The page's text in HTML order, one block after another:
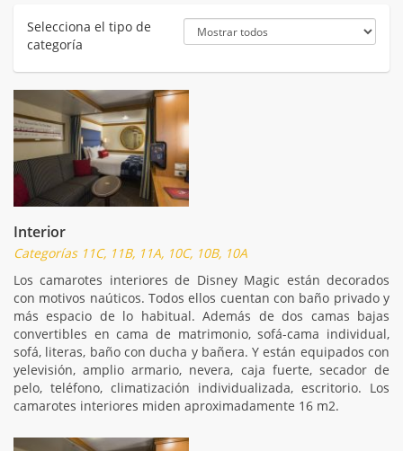
Selecciona el tipo de
categoría
Interior
Categorías 11C, 11B, 11A, 10C, 10B, 10A
Los camarotes interiores de Disney Magic están decorados
con motivos naúticos. Todos ellos cuentan con baño privado y
más espacio de lo habitual. Además de dos camas bajas
convertibles en cama de matrimonio, sofá-cama individual,
sofá, literas, baño con ducha y bañera. Y están equipados con
yelevisión, amplio armario, nevera, caja fuerte, secador de
pelo, teléfono, climatización individualizada, escritorio. Los
camarotes interiores miden aproximadamente 16 m2.